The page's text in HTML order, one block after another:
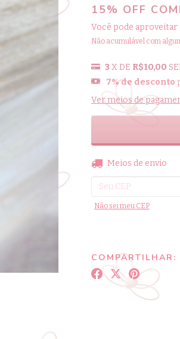
15% OFF
Você pode aproveitar
Não acumulável com
3 X DE R$10,00
7% de desconto
Ver meios de
Entregas para o CEP:
Meios de envio
Não sei meu CEP
COMPARTILHAR: